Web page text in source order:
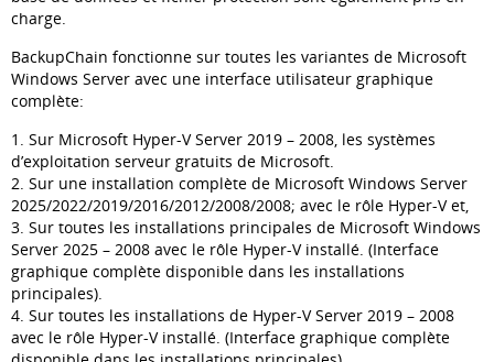
charge.
BackupChain fonctionne sur toutes les variantes de Microsoft
Windows Server avec une interface utilisateur graphique
complète:
1. Sur Microsoft Hyper-V Server 2019 – 2008, les systèmes
d’exploitation serveur gratuits de Microsoft.
2. Sur une installation complète de Microsoft Windows Server
2025/2022/2019/2016/2012/2008/2008; avec le rôle Hyper-V et,
3. Sur toutes les installations principales de Microsoft Windows
Server 2025 – 2008 avec le rôle Hyper-V installé. (Interface
graphique complète disponible dans les installations
principales).
4. Sur toutes les installations de Hyper-V Server 2019 – 2008
avec le rôle Hyper-V installé. (Interface graphique complète